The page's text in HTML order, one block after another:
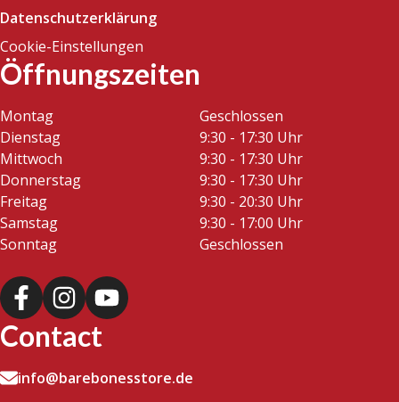
Datenschutzerklärung
Cookie-Einstellungen
Öffnungszeiten
Montag
Geschlossen
Dienstag
9:30 - 17:30 Uhr
Mittwoch
9:30 - 17:30 Uhr
Donnerstag
9:30 - 17:30 Uhr
Freitag
9:30 - 20:30 Uhr
Samstag
9:30 - 17:00 Uhr
Sonntag
Geschlossen
Contact
info@barebonesstore.de